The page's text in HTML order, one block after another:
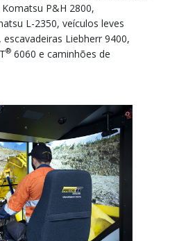
P&H 2800,
L-2350, veículos leves
escavadeiras Liebherr 9400,
® 6060 e caminhões de